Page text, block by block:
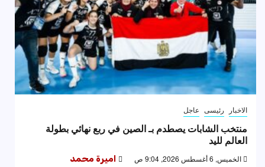
الاخبار رئيسى عاجل
منتخب الشابات يصطدم بـ الصين في ربع نهائي بطولة
العالم لليد
الخميس, 6 أغسطس 2026, 9:04 ص اميرة محمد